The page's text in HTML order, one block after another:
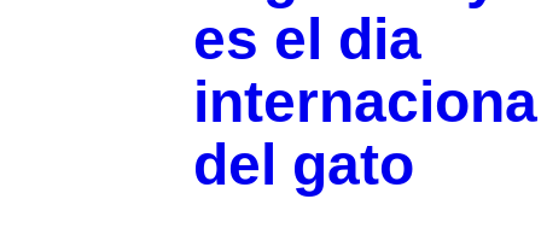
es el dia
del gato